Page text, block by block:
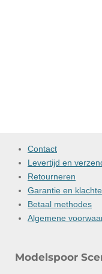
Contact
Levertijd en
Retourneren
Garantie en
Betaal methodes
Algemene
Modelspoor